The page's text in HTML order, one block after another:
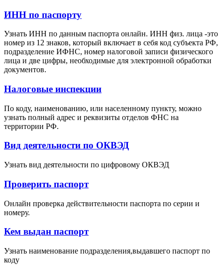
ИНН по паспорту
Узнать ИНН по данным паспорта онлайн. ИНН физ. лица -это
номер из 12 знаков, который включает в себя код субъекта РФ,
подразделение ИФНС, номер налоговой записи физического
лица и две цифры, необходимые для электронной обработки
документов.
Налоговые инспекции
По коду, наименованию, или населенному пункту, можно
узнать полный адрес и реквизиты отделов ФНС на
территории РФ.
Вид деятельности по ОКВЭД
Узнать вид деятельности по цифровому ОКВЭД
Проверить паспорт
Онлайн проверка действительности паспорта по серии и
номеру.
Кем выдан паспорт
Узнать наименование подразделения,выдавшего паспорт по
коду